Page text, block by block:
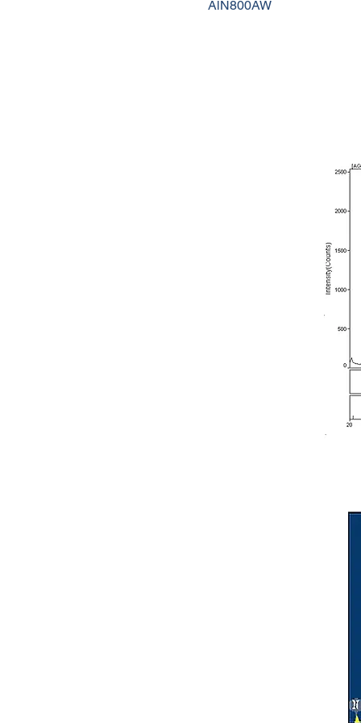
AlN800AW